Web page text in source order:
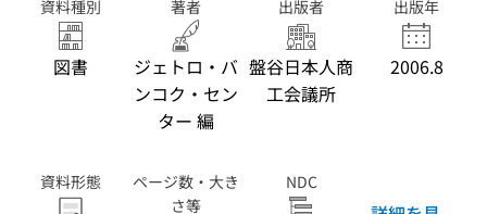
資料種別
図書
著者
ジェトロ・バ
ンコク・セン
ター 編
出版者
盤谷日本人商
工会議所
出版年
2006.8
資料形態
ページ数・大き
さ等
NDC